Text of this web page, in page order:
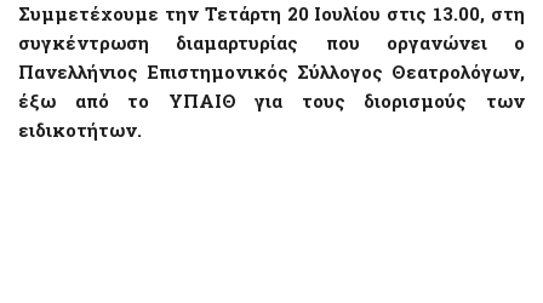
Συμμετέχουμε την Τετάρτη 20 Ιουλίου στις 13.00, στη
συγκέντρωση διαμαρτυρίας που οργανώνει ο
Πανελλήνιος Επιστημονικός Σύλλογος Θεατρολόγων,
έξω από το ΥΠΑΙΘ για τους διορισμούς των
ειδικοτήτων.